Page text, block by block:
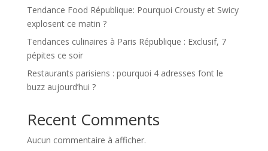
Tendance Food République: Pourquoi Crousty et Swicy
explosent ce matin ?
Tendances culinaires à Paris République : Exclusif, 7
pépites ce soir
Restaurants parisiens : pourquoi 4 adresses font le
buzz aujourd’hui ?
Recent Comments
Aucun commentaire à afficher.